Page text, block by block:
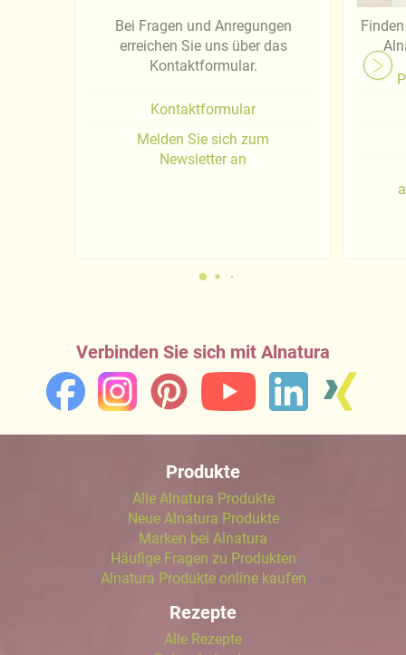
Bei Fragen und Anregungen
erreichen Sie uns über das
Kontaktformular.
Kontaktformular
Melden Sie sich zum
Newsletter an
Verbinden Sie sich mit Alnatura
Produkte
Alle Alnatura Produkte
Neue Alnatura Produkte
Marken bei Alnatura
Häufige Fragen zu Produkten
Alnatura Produkte online kaufen
Rezepte
Alle Rezepte